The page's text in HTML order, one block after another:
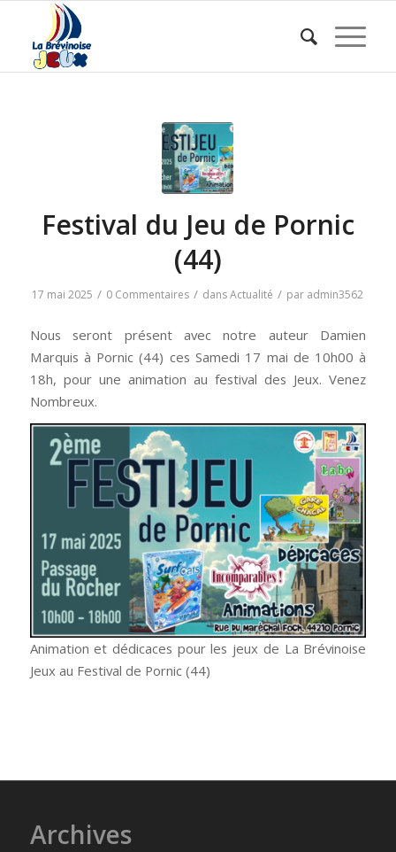
Festival du Jeu de Pornic
(44)
17 mai 2025 / 0 Commentaires / dansActualité / par admin3562
Nous seront présent avec notre auteur Damien
Marquis à Pornic (44) ces Samedi 17 mai de 10h00 à
18h, pour une animation au festival des Jeux. Venez
Nombreux.
Animation et dédicaces pour les jeux de La Brévinoise
Jeux au Festival de Pornic (44)
Archives